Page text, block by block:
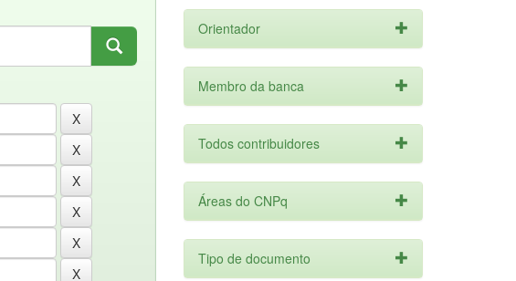
Orientador
Membro da banca
Todos contribuidores
Áreas do CNPq
Tipo de documento